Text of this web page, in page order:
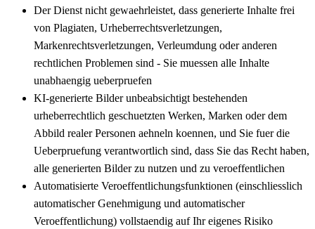
Der Dienst nicht gewaehrleistet, dass generierte Inhalte frei
von Plagiaten, Urheberrechtsverletzungen,
Markenrechtsverletzungen, Verleumdung oder anderen
rechtlichen Problemen sind - Sie muessen alle Inhalte
unabhaengig ueberpruefen
KI-generierte Bilder unbeabsichtigt bestehenden
urheberrechtlich geschuetzten Werken, Marken oder dem
Abbild realer Personen aehneln koennen, und Sie fuer die
Ueberpruefung verantwortlich sind, dass Sie das Recht haben,
alle generierten Bilder zu nutzen und zu veroeffentlichen
Automatisierte Veroeffentlichungsfunktionen (einschliesslich
automatischer Genehmigung und automatischer
Veroeffentlichung) vollstaendig auf Ihr eigenes Risiko